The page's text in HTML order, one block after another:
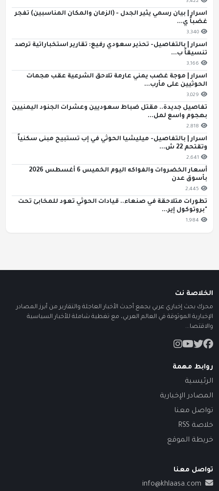
3,422
اسرار | بيان رسمي يثير الجدل - (الزمان والمكان المناسبين) تفجر
غضباً ي...
3,340
اسرار | بالتفاصيل- تحذير سعودي رفيع: تقارير استخباراتية ترصد
تنسيقاً ب...
3,166
اسرار | موجة غضب يمني عارمة تلاحق الشرعية عقب هجمات
الحوثيين على مأرب...
3,029
تفاصيل جديدة.. مقتل ضباط سعوديين وعشرات الجنود اليمنيين
بهجوم واسع لمل...
2,818
اسرار | بالتفاصيل- ميليشيا الحوثي في إب تستبيح مبنى سكنياً
وتقتحم 22 ش...
2,641
أسعار الخضروات والفواكه اليوم الخميس 6 أغسطس 2026
بأسوق عدن
2,445
تطورات متلاحقة في صنعاء.. قيادات الحوثي تعود للمخابئ تحت
"بروتوكول إير...
1,984
الخلاصة نت
محرك بحث إخباري عربي يجمع أحدث الأخبار العاجلة والتقارير من أبرز المصادر
الإخبارية الموثوقة في العالم العربي، مع تغطية شاملة للأخبار السياسية
والاقتصا...
روابط مهمة
الرئيسية
المصادر الإخبارية
تواصل معنا
خلاصة RSS
خريطة الموقع
تواصل معنا
info@khlaasa.com